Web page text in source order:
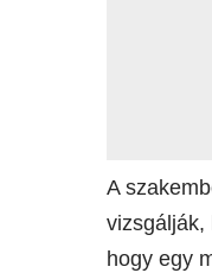
A
vizsgálják,
hogy egy